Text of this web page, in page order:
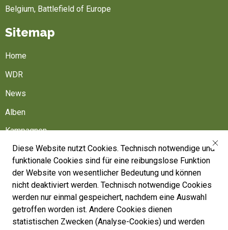
Diese Website nutzt Cookies. Technisch notwendige und
funktionale Cookies sind für eine reibungslose Funktion
der Website von wesentlicher Bedeutung und können
nicht deaktiviert werden. Technisch notwendige Cookies
werden nur einmal gespeichert, nachdem eine Auswahl
getroffen worden ist. Andere Cookies dienen
statistischen Zwecken (Analyse-Cookies) und werden
Belgium, Battlefield of Europe
Sitemap
Home
WDR
News
Alben
Kampagnen
Friedhöfe
Belgische Armee
Machen Sie mit
Folgen Sie uns